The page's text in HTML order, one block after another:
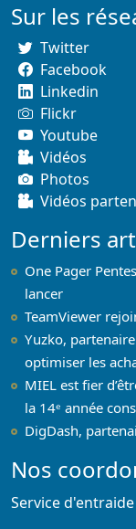
Sur les
Twitter
Facebook
Linkedin
Flickr
Youtube
Vidéos
Photos
Vidéos
Derniers
One Pager
lancer
TeamViewer
Yuzko,
optimiser les
MIEL est fier
la 14ᵉ année
DigDash,
Nos
Service